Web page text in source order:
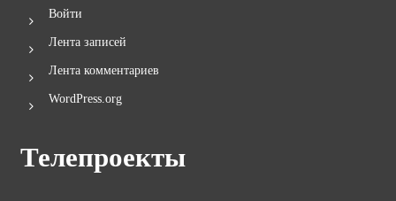
Войти
Лента записей
Лента комментариев
WordPress.org
Телепроекты